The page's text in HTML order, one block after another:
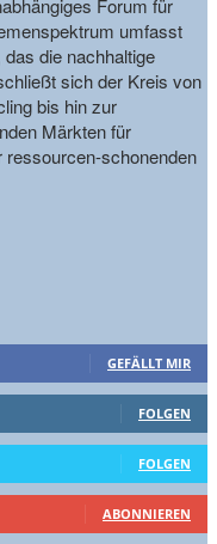
Forum für
umfasst
die nachhaltige
sich der Kreis von
bis hin zur
Märkten für
ressourcen-schonenden
GEFÄLLT MIR
FOLGEN
FOLGEN
ABONNIEREN